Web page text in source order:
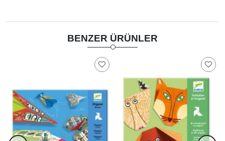
BENZER ÜRÜNLER